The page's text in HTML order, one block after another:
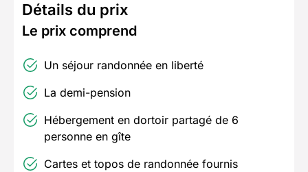
Détails du prix
Le prix comprend
Un séjour randonnée en liberté
La demi-pension
Hébergement en dortoir partagé de 6
personne en gîte
Cartes et topos de randonnée fournis